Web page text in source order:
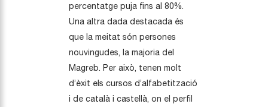
percentatge puja fins al 80%.
Una altra dada destacada és
que la meitat són persones
nouvingudes, la majoria del
Magreb. Per això, tenen molt
d’èxit els cursos d’alfabetització
i de català i castellà, on el perfil